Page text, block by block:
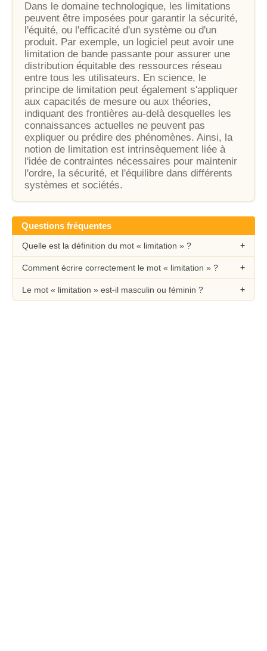
Dans le domaine technologique, les limitations
peuvent être imposées pour garantir la sécurité,
l'équité, ou l'efficacité d'un système ou d'un
produit. Par exemple, un logiciel peut avoir une
limitation de bande passante pour assurer une
distribution équitable des ressources réseau
entre tous les utilisateurs. En science, le
principe de limitation peut également s'appliquer
aux capacités de mesure ou aux théories,
indiquant des frontières au-delà desquelles les
connaissances actuelles ne peuvent pas
expliquer ou prédire des phénomènes. Ainsi, la
notion de limitation est intrinsèquement liée à
l'idée de contraintes nécessaires pour maintenir
l'ordre, la sécurité, et l'équilibre dans différents
systèmes et sociétés.
Questions fréquentes
Quelle est la définition du mot « limitation » ?
Comment écrire correctement le mot « limitation » ?
Le mot « limitation » est-il masculin ou féminin ?